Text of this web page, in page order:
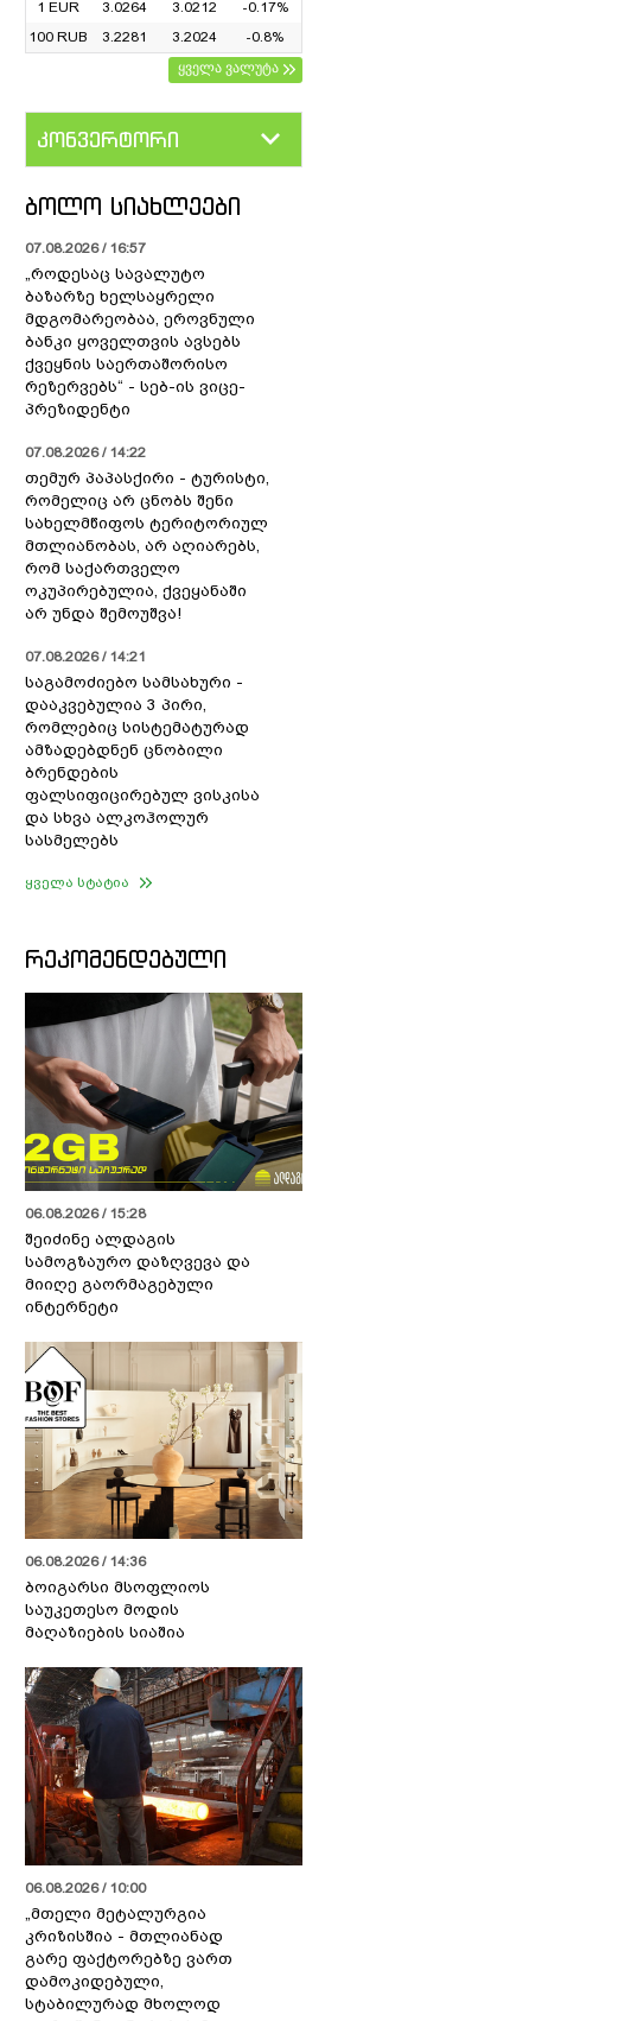
1 EUR
3.0264 3.0212
-0.17%
100 RUB
3.2281 3.2024
-0.8%
ყველა ვალუტა
კონვერტორი
ᲑᲝᲚᲝ ᲡᲘᲐᲮᲚᲔᲔᲑᲘ
07.08.2026 / 16:57
„როდესაც სავალუტო
ბაზარზე ხელსაყრელი
მდგომარეობაა, ეროვნული
ბანკი ყოველთვის ავსებს
ქვეყნის საერთაშორისო
რეზერვებს“ - სებ-ის ვიცე-
პრეზიდენტი
07.08.2026 / 14:22
თემურ პაპასქირი - ტურისტი,
რომელიც არ ცნობს შენი
სახელმწიფოს ტერიტორიულ
მთლიანობას, არ აღიარებს,
რომ საქართველო
ოკუპირებულია, ქვეყანაში
არ უნდა შემოუშვა!
07.08.2026 / 14:21
საგამოძიებო სამსახური -
დააკვებულია 3 პირი,
რომლებიც სისტემატურად
ამზადებდნენ ცნობილი
ბრენდების
ფალსიფიცირებულ ვისკისა
და სხვა ალკოჰოლურ
სასმელებს
ყველა სტატია
ᲠᲔᲙᲝᲛᲔᲜᲓᲔᲑᲣᲚᲘ
06.08.2026 / 15:28
შეიძინე ალდაგის
სამოგზაურო დაზღვევა და
მიიღე გაორმაგებული
ინტერნეტი
06.08.2026 / 14:36
ბოიგარსი მსოფლიოს
საუკეთესო მოდის
მაღაზიების სიაშია
06.08.2026 / 10:00
„მთელი მეტალურგია
კრიზისშია - მთლიანად
გარე ფაქტორებზე ვართ
დამოკიდებული,
სტაბილურად მხოლოდ